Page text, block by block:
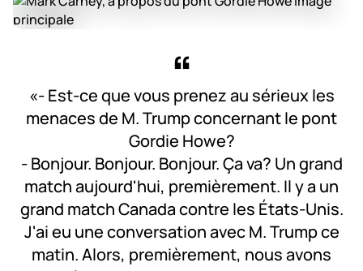
«- Est-ce que vous prenez au sérieux les
menaces de M. Trump concernant le pont
Gordie Howe?
- Bonjour. Bonjour. Bonjour. Ça va? Un grand
match aujourd'hui, premièrement. Il y a un
grand match Canada contre les États-Unis.
J'ai eu une conversation avec M. Trump ce
matin. Alors, premièrement, nous avons